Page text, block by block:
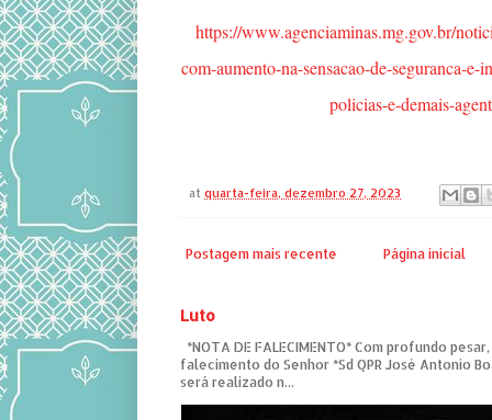
https://www.agenciaminas.mg.gov.br/
com-aumento-na-sensacao-de-seguranca-e-
policias-e-demais-
atquarta-feira, dezembro 27, 2023
Postagem mais recente Página inicial
Luto
*NOTA DE FALECIMENTO* Com profundo
falecimento do Senhor *Sd QPR José Antonio
será realizado n...